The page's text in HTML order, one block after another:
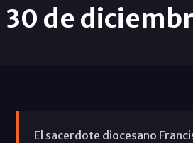
30 de
El sacerdote diocesano